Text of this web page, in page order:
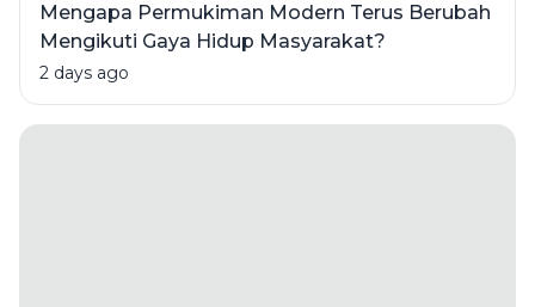
Mengapa Permukiman Modern Terus Berubah
Mengikuti Gaya Hidup Masyarakat?
2 days ago